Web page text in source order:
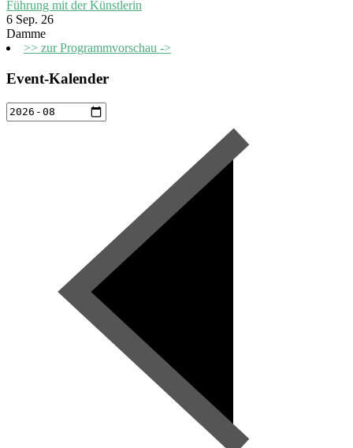
Führung mit der Künstlerin
6 Sep. 26
Damme
>> zur Programmvorschau ->
Event-Kalender